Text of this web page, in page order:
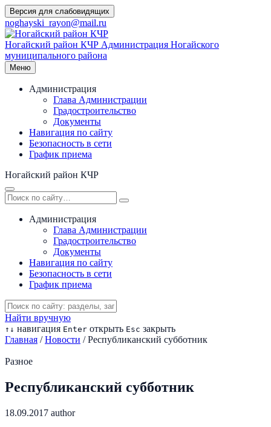
Перейти
к
содержимому
Версия для слабовидящих
noghayski_rayon@mail.ru
Ногайский район КЧР Администрация Ногайского
муниципального района
Меню
Администрация
Глава Администрации
Градостроительство
Документы
Навигация по сайту
Безопасность в сети
График приема
Ногайский район КЧР
Администрация
Глава Администрации
Градостроительство
Документы
Навигация по сайту
Безопасность в сети
График приема
Найти вручную
↑ ↓ навигация Enter открыть Esc закрыть
Главная / Новости / Республиканский субботник
Разное
Республиканский субботник
18.09.2017 author